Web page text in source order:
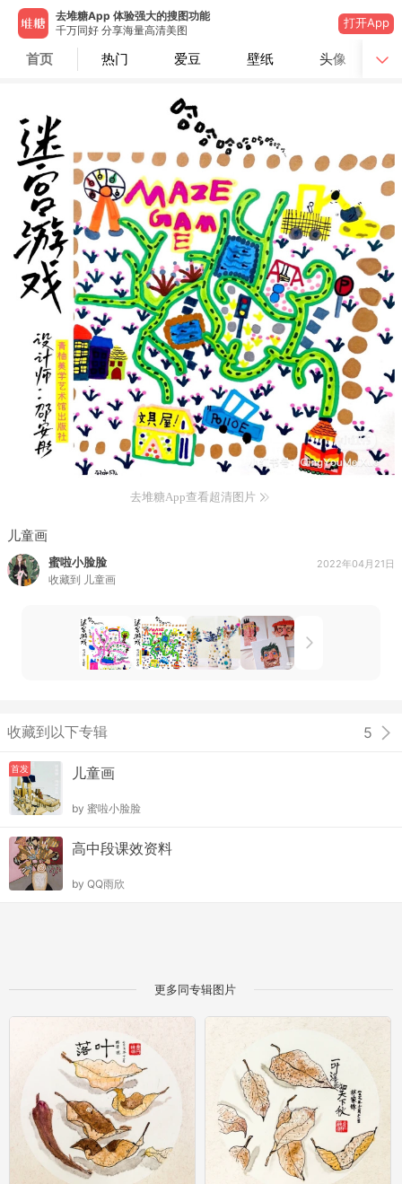
去堆糖App 体验强大的搜图功能
千万同好 分享海量高清美图
打开App
首页 热门 爱豆 壁纸 头像
去堆糖App查看超清图片
儿童画
蜜啦小脸脸
收藏到 儿童画
2022年04月21日
收藏到以下专辑 5
首发 儿童画
by 蜜啦小脸脸
高中段课效资料
by QQ雨欣
更多同专辑图片